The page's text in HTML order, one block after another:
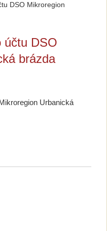
DSO Mikroregion
účtu DSO
brázda
Urbanická